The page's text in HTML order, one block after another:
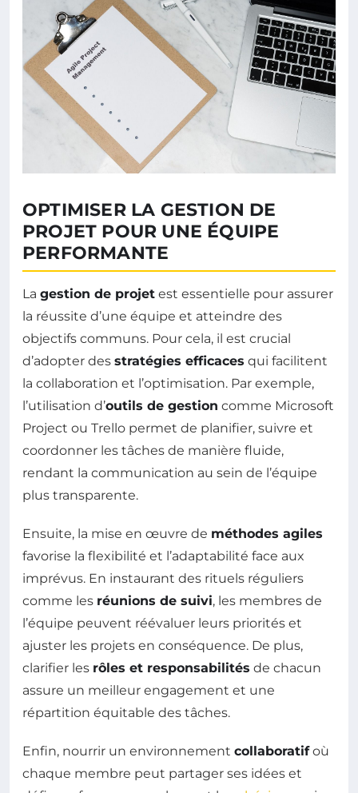
OPTIMISER LA GESTION DE
PROJET POUR UNE ÉQUIPE
PERFORMANTE
La gestion de projet est essentielle pour assurer
la réussite d’une équipe et atteindre des
objectifs communs. Pour cela, il est crucial
d’adopter des stratégies efficaces qui facilitent
la collaboration et l’optimisation. Par exemple,
l’utilisation d’outils de gestion comme Microsoft
Project ou Trello permet de planifier, suivre et
coordonner les tâches de manière fluide,
rendant la communication au sein de l’équipe
plus transparente.
Ensuite, la mise en œuvre de méthodes agiles
favorise la flexibilité et l’adaptabilité face aux
imprévus. En instaurant des rituels réguliers
comme les réunions de suivi, les membres de
l’équipe peuvent réévaluer leurs priorités et
ajuster les projets en conséquence. De plus,
clarifier les rôles et responsabilités de chacun
assure un meilleur engagement et une
répartition équitable des tâches.
Enfin, nourrir un environnement collaboratifoù
chaque membre peut partager ses idées et